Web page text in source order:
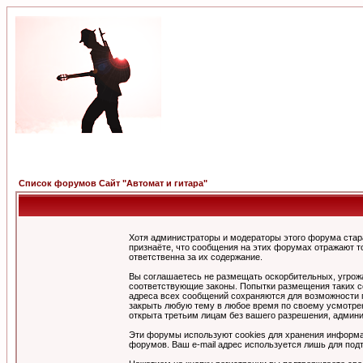
Список форумов Сайт "Автомат и гитара"
Хотя администраторы и модераторы этого форума
признаёте, что сообщения на этих форумах отражают
ответственна за их содержание.
Вы соглашаетесь не размещать оскорбительных,
соответствующие законы. Попытки размещения таких
адреса всех сообщений сохраняются для
закрыть любую тему в любое время по своему
открыта третьим лицам без вашего разрешения,
Эти форумы используют cookies для хранения
форумов. Ваш e-mail адрес используется лишь для